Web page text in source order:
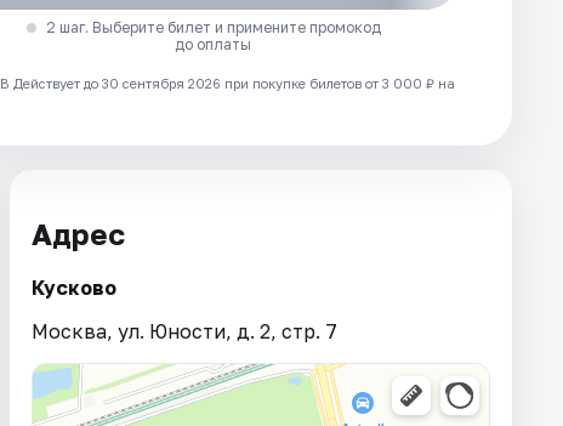
2 шаг. Выберите билет и примените промокод
до оплаты
Действует до 30 сентября 2026 при покупке билетов от 3 000 ₽ на
Адрес
Кусково
Москва, ул. Юности, д. 2, стр. 7